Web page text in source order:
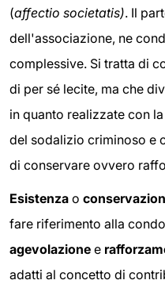
(affectio societatis). Il
dell'associazione, ne
complessive. Si tratta di
di per sé lecite, ma che
in quanto realizzate con
del sodalizio criminoso e
di conservare ovvero
Esistenza o
fare riferimento alla
agevolazione e
adatti al concetto di